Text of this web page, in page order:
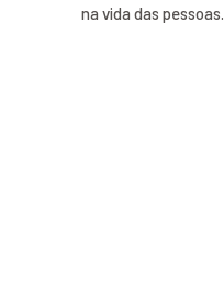
na vida das pessoas.